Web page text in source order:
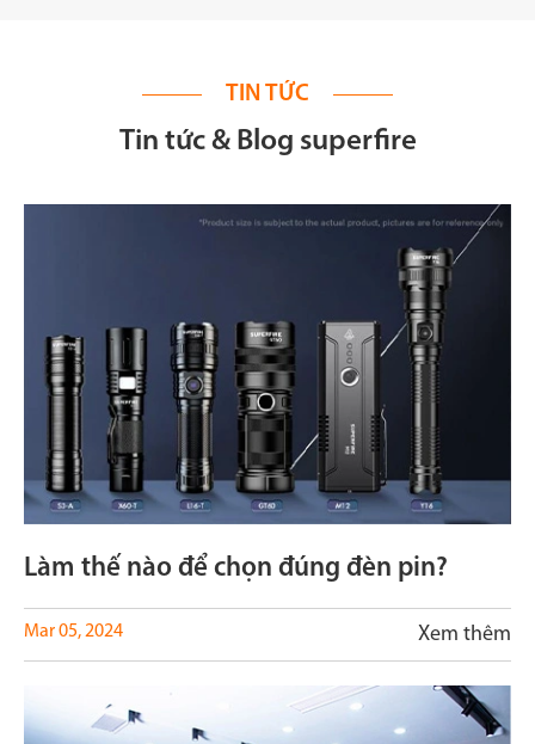
TIN TỨC
Tin tức & Blog superfire
Làm thế nào để chọn đúng đèn pin?
Mar 05, 2024 Xem thêm